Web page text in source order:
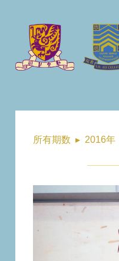
所有期数 ▸ 2016年